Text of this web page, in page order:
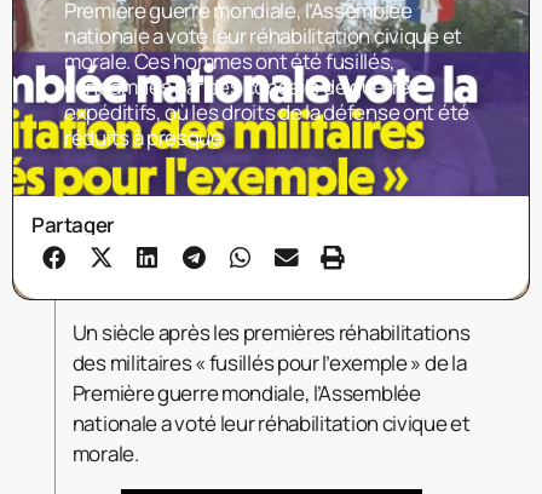
Première guerre mondiale, l’Assemblée
nationale a voté leur réhabilitation civique et
morale. Ces hommes ont été fusillés,
condamnés par des conseils de guerre
expéditifs, où les droits de la défense ont été
réduits à presque
Partager
Un siècle après les premières réhabilitations
des militaires « fusillés pour l’exemple » de la
Première guerre mondiale, l’Assemblée
nationale a voté leur réhabilitation civique et
morale.